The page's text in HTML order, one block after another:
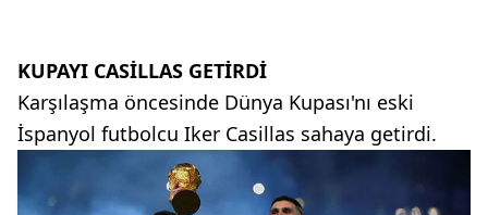
KUPAYI CASİLLAS GETİRDİ
Karşılaşma öncesinde Dünya Kupası'nı eski
İspanyol futbolcu Iker Casillas sahaya getirdi.